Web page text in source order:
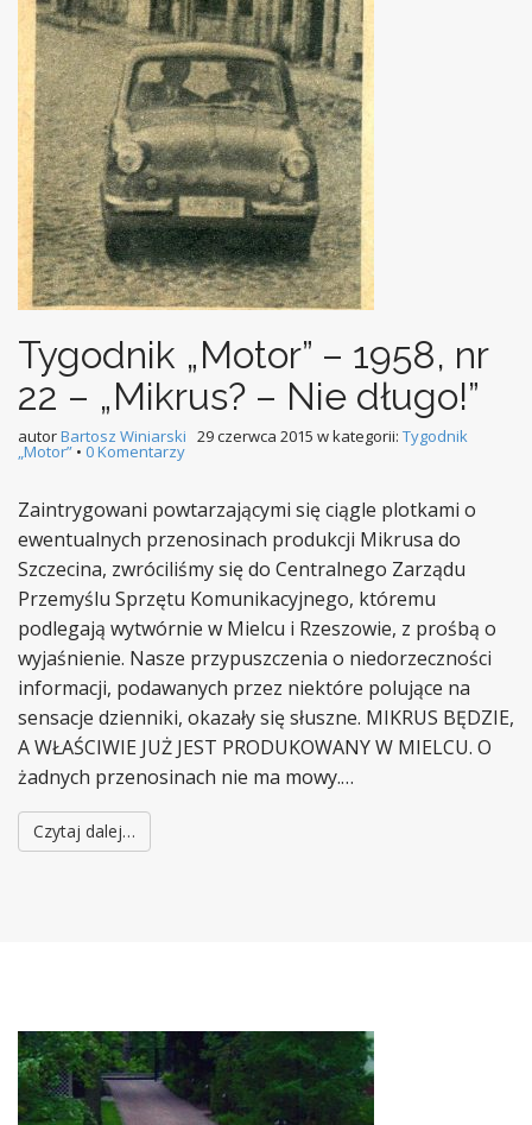
Tygodnik „Motor” – 1958, nr
22 – „Mikrus? – Nie długo!”
autorBartosz Winiarski 29 czerwca 2015 w kategorii: Tygodnik
„Motor” • 0 Komentarzy
Zaintrygowani powtarzającymi się ciągle plotkami o
ewentualnych przenosinach produkcji Mikrusa do
Szczecina, zwróciliśmy się do Centralnego Zarządu
Przemyślu Sprzętu Komunikacyjnego, któremu
podlegają wytwórnie w Mielcu i Rzeszowie, z prośbą o
wyjaśnienie. Nasze przypuszczenia o niedorzeczności
informacji, podawanych przez niektóre polujące na
sensacje dzienniki, okazały się słuszne. MIKRUS BĘDZIE,
A WŁAŚCIWIE JUŻ JEST PRODUKOWANY W MIELCU. O
żadnych przenosinach nie ma mowy.…
Czytaj dalej…